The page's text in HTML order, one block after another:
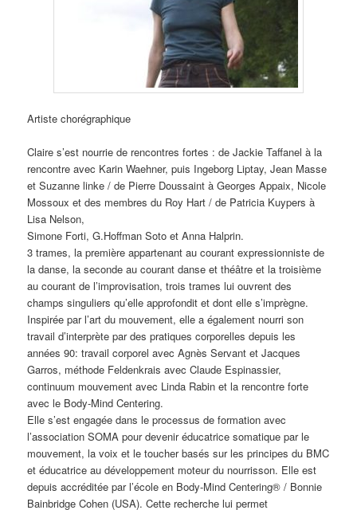
Artiste chorégraphique
Claire s’est nourrie de rencontres fortes : de Jackie Taffanel à la
rencontre avec Karin Waehner, puis Ingeborg Liptay, Jean Masse
et Suzanne linke / de Pierre Doussaint à Georges Appaix, Nicole
Mossoux et des membres du Roy Hart / de Patricia Kuypers à
Lisa Nelson,
Simone Forti, G.Hoffman Soto et Anna Halprin.
3 trames, la première appartenant au courant expressionniste de
la danse, la seconde au courant danse et théâtre et la troisième
au courant de l’improvisation, trois trames lui ouvrent des
champs singuliers qu’elle approfondit et dont elle s’imprègne.
Inspirée par l’art du mouvement, elle a également nourri son
travail d’interprète par des pratiques corporelles depuis les
années 90: travail corporel avec Agnès Servant et Jacques
Garros, méthode Feldenkrais avec Claude Espinassier,
continuum mouvement avec Linda Rabin et la rencontre forte
avec le Body-Mind Centering.
Elle s’est engagée dans le processus de formation avec
l’association SOMA pour devenir éducatrice somatique par le
mouvement, la voix et le toucher basés sur les principes du BMC
et éducatrice au développement moteur du nourrisson. Elle est
depuis accréditée par l’école en Body-Mind Centering® / Bonnie
Bainbridge Cohen (USA). Cette recherche lui permet